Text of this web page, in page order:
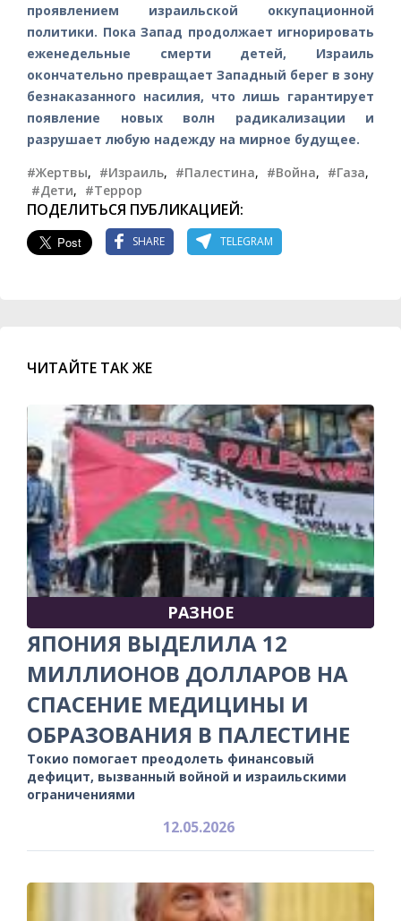
проявлением израильской оккупационной
политики. Пока Запад продолжает игнорировать
еженедельные смерти детей, Израиль
окончательно превращает Западный берег в зону
безнаказанного насилия, что лишь гарантирует
появление новых волн радикализации и
разрушает любую надежду на мирное будущее.
#Жертвы, #Израиль, #Палестина, #Война, #Газа,
#Дети, #Террор
ПОДЕЛИТЬСЯ ПУБЛИКАЦИЕЙ:
SHARE TELEGRAM
ЧИТАЙТЕ ТАК ЖЕ
РАЗНОЕ
ЯПОНИЯ ВЫДЕЛИЛА 12
МИЛЛИОНОВ ДОЛЛАРОВ НА
СПАСЕНИЕ МЕДИЦИНЫ И
ОБРАЗОВАНИЯ В ПАЛЕСТИНЕ
Токио помогает преодолеть финансовый
дефицит, вызванный войной и израильскими
ограничениями
12.05.2026